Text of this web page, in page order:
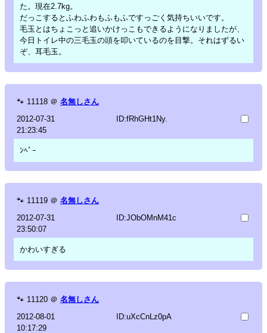
た。現在2.7kg。
だっこするとふわふわもふもふですっごく気持ちいいです。
毛玉とはちょこっと追いかけっこもできるようになりましたが、
今日トイレ中の三毛玉の頭を叩いているのを目撃。それはずるい
ぞ、耳毛玉。
🐾 11118 ＠ 名無しさん
2012-07-31
21:23:45
ID:fRhGHt1Ny.
ﾝﾍﾞｰ
🐾 11119 ＠ 名無しさん
2012-07-31
23:50:07
ID:JObOMnM41c
かわいすぎる
🐾 11120 ＠ 名無しさん
2012-08-01
10:17:29
ID:uXcCnLz0pA